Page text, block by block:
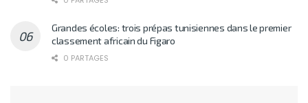
Grandes écoles: trois prépas tunisiennes dans le premier
classement africain du Figaro
0 PARTAGES